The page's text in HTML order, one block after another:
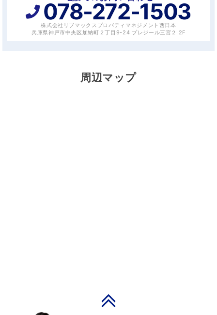
078-272-1503
株式会社リブマックスプロパティマネジメント西日本
兵庫県神戸市中央区加納町２丁目9-24 プレジール三宮２ 2F
周辺マップ